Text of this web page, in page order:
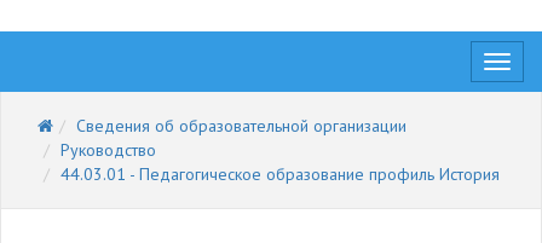
Сведения об образовательной организации
Руководство
44.03.01 - Педагогическое образование профиль История